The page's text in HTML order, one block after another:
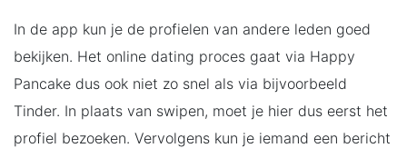
In de app kun je de profielen van andere leden goed
bekijken. Het online dating proces gaat via Happy
Pancake dus ook niet zo snel als via bijvoorbeeld
Tinder. In plaats van swipen, moet je hier dus eerst het
profiel bezoeken. Vervolgens kun je iemand een bericht